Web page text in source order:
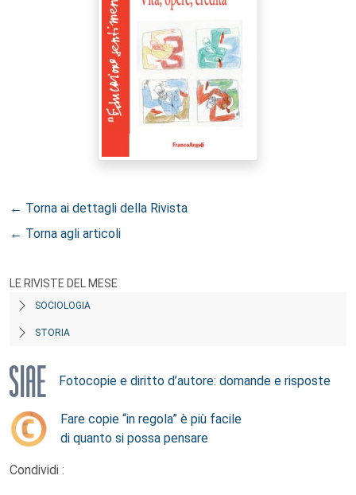
← Torna ai dettagli della Rivista
← Torna agli articoli
LE RIVISTE DEL MESE
SOCIOLOGIA
STORIA
Fotocopie e diritto d’autore: domande e risposte
Fare copie “in regola” è più facile
di quanto si possa pensare
Condividi :